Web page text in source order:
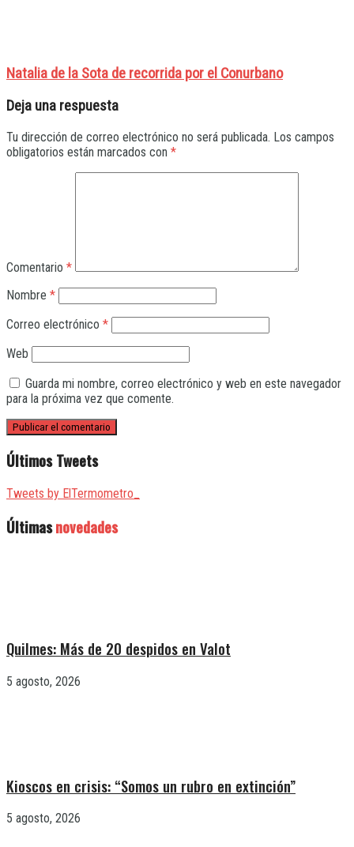
Natalia de la Sota de recorrida por el Conurbano
Deja una respuesta
Tu dirección de correo electrónico no será publicada. Los campos
obligatorios están marcados con *
Comentario *
Nombre *
Correo electrónico *
Web
Guarda mi nombre, correo electrónico y web en este navegador
para la próxima vez que comente.
Últimos Tweets
Tweets by ElTermometro_
Últimasnovedades
Quilmes: Más de 20 despidos en Valot
5 agosto, 2026
Kioscos en crisis: “Somos un rubro en extinción”
5 agosto, 2026